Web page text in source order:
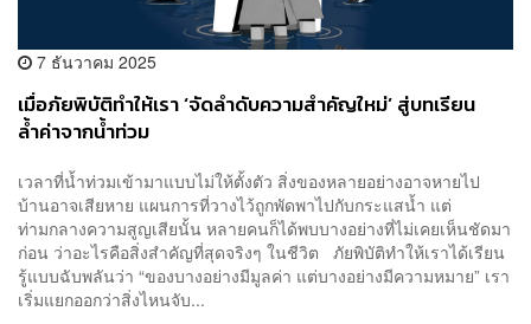
7 ธันวาคม 2025
เมื่อภัยพิบัติทำให้เรา ‘จัดลำดับความสำคัญใหม่’ สู่บทเรียน
ล้ำค่าจากน้ำท่วม
เวลาที่น้ำท่วมเข้ามาแบบไม่ให้ตั้งตัว สิ่งของหลายอย่างอาจหายไป
บ้านอาจเสียหาย แผนการที่วางไว้ถูกพัดพาไปกับกระแสน้ำ แต่
ท่ามกลางความสูญเสียนั้น หลายคนก็ได้พบบางอย่างที่ไม่เคยเห็นชัดมา
ก่อน ว่าอะไรคือสิ่งสำคัญที่สุดจริงๆ ในชีวิต ภัยพิบัติทำให้เราได้เรียน
รู้แบบฉับพลันว่า “ของบางอย่างมีมูลค่า แต่บางอย่างมีความหมาย” เรา
เริ่มแยกออกว่าสิ่งไหนจับ...